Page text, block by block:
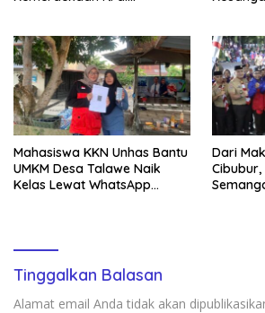
Dibagikan
Mahasiswa KKN Unhas Bantu
UMKM Desa Talawe Naik
Kelas Lewat WhatsApp
Dari
Cibubur,
Tinggalkan Balasan
Alamat email Anda tidak akan